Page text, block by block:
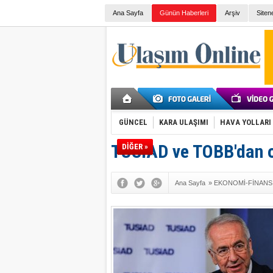
Ana Sayfa Günün Haberleri Arşiv
GÜNCEL KARA ULAŞIMI HAVA YOLLARI
DİĞER »
TÜSİAD ve TOBB'dan
Ana Sayfa » EKONOMİ-FİNANS